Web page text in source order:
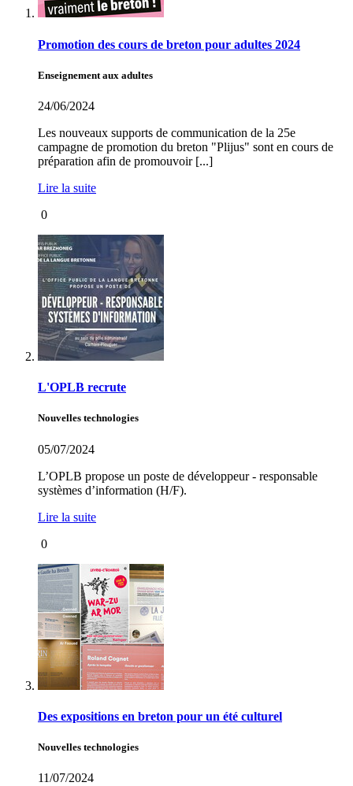
Promotion des cours de breton pour adultes 2024
Enseignement aux adultes
24/06/2024
Les nouveaux supports de communication de la 25e
campagne de promotion du breton "Plijus" sont en cours de
préparation afin de promouvoir [...]
Lire la suite
0
L'OPLB recrute
Nouvelles technologies
05/07/2024
L’OPLB propose un poste de développeur - responsable
systèmes d’information (H/F).
Lire la suite
0
Des expositions en breton pour un été culturel
Nouvelles technologies
11/07/2024